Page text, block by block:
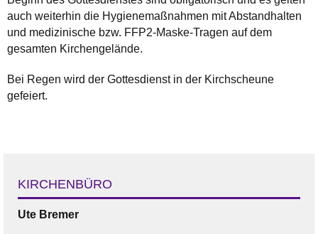
auch weiterhin die Hygienemaßnahmen mit Abstandhalten
und medizinische bzw. FFP2-Maske-Tragen auf dem
gesamten Kirchengelände.
Bei Regen wird der Gottesdienst in der Kirchscheune
gefeiert.
KIRCHENBÜRO
Ute Bremer